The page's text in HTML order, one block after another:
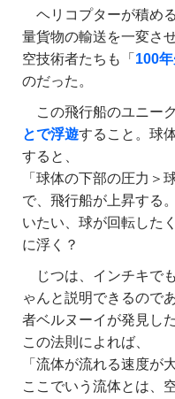
ヘリコプターが積め
量貨物の輸送を一変さ
空技術者たちも「 100
のだった。
この飛行船のユニー
とで浮遊すること。球
すると、
「球体の下部の圧力＞
で、飛行船が上昇する
いたい、球が回転した
に浮く？
じつは、インチキで
ゃんと説明できるので
者ベルヌーイが発見した
この法則によれば、
「流体が流れる速度が
ここでいう流体とは、